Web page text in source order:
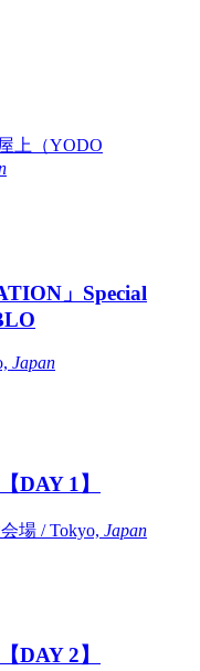
上（YODO
」Special
Japan
DAY 1】
場 / Tokyo, Japan
DAY 2】